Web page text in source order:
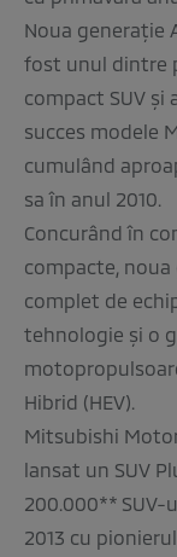
Noua generație
fost unul dintre
compact SUV și
succes modele
cumulând
sa în anul 2010.
Concurând în
compacte, noua
complet de
tehnologie și o
Hibrid (HEV).
Mitsubishi
lansat un SUV
200.000** SUV-
2013 cu